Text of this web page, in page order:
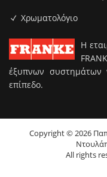
Χρωματολόγιο
H
έξυπνων συστημάτων
επίπεδο.
Copyright © 2026
All rights